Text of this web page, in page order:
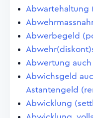
Abwartehaltung
Abwerbegeld
Abwertung
Abwichsgeld
Astantengeld
Abwicklung